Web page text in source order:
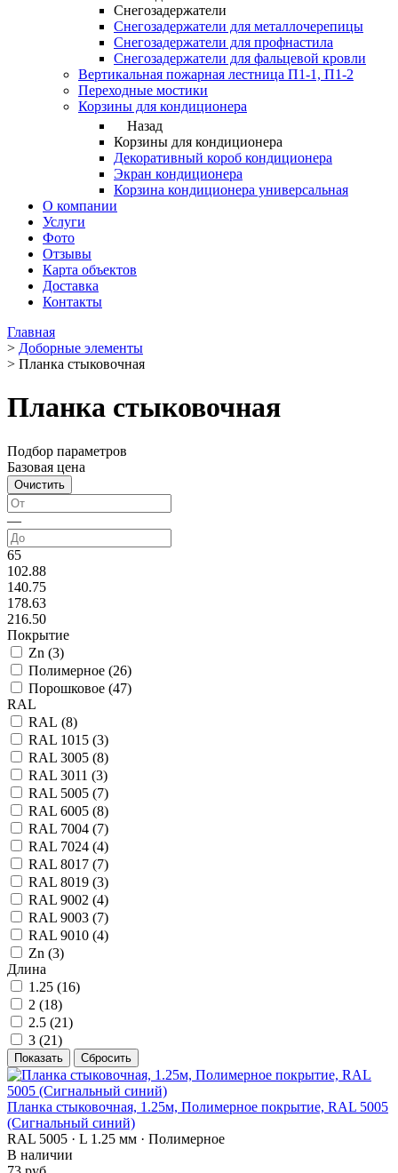
Снегозадержатели
Снегозадержатели для металлочерепицы
Снегозадержатели для профнастила
Снегозадержатели для фальцевой кровли
Вертикальная пожарная лестница П1-1, П1-2
Переходные мостики
Корзины для кондиционера
Назад
Корзины для кондиционера
Декоративный короб кондиционера
Экран кондиционера
Корзина кондиционера универсальная
О компании
Услуги
Фото
Отзывы
Карта объектов
Доставка
Контакты
Главная
> Доборные элементы
> Планка стыковочная
Планка стыковочная
Подбор параметров
Базовая цена
—
65
102.88
140.75
178.63
216.50
Покрытие
Zn (3)
Полимерное (26)
Порошковое (47)
RAL
RAL (8)
RAL 1015 (3)
RAL 3005 (8)
RAL 3011 (3)
RAL 5005 (7)
RAL 6005 (8)
RAL 7004 (7)
RAL 7024 (4)
RAL 8017 (7)
RAL 8019 (3)
RAL 9002 (4)
RAL 9003 (7)
RAL 9010 (4)
Zn (3)
Длина
1.25 (16)
2 (18)
2.5 (21)
3 (21)
Планка стыковочная, 1.25м, Полимерное покрытие, RAL 5005
(Сигнальный синий)
RAL 5005 · L 1.25 мм · Полимерное
В наличии